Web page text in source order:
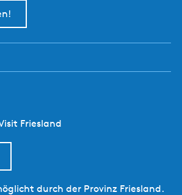
Friesland
durch der Provinz Friesland.